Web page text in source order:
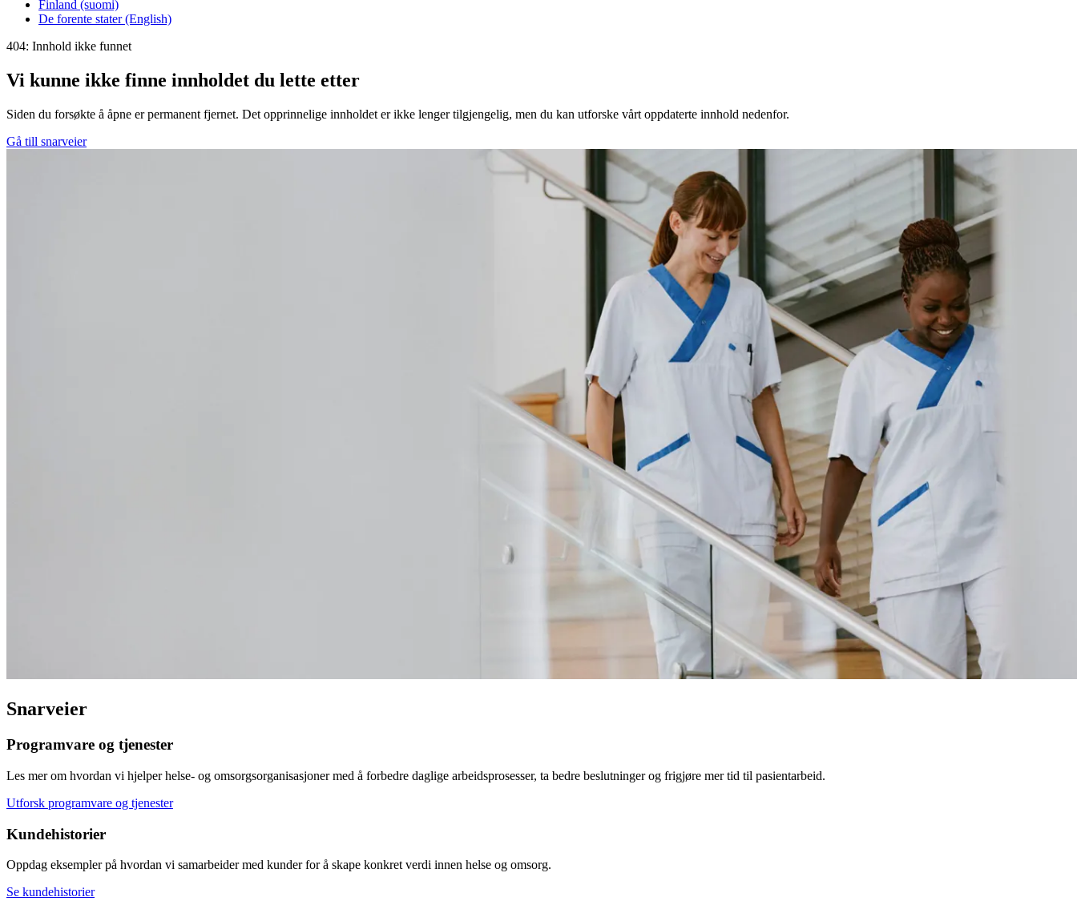
Finland (suomi)
De forente stater (English)
404: Innhold ikke funnet
Vi kunne ikke finne innholdet du lette etter
Siden du forsøkte å åpne er permanent fjernet. Det opprinnelige innholdet er ikke lenger tilgjengelig, men du kan utforske vårt oppdaterte innhold nedenfor.
Gå till snarveier
Snarveier
Programvare og tjenester
Les mer om hvordan vi hjelper helse- og omsorgsorganisasjoner med å forbedre daglige arbeidsprosesser, ta bedre beslutninger og frigjøre mer tid til pasientarbeid.
Utforsk programvare og tjenester
Kundehistorier
Oppdag eksempler på hvordan vi samarbeider med kunder for å skape konkret verdi innen helse og omsorg.
Se kundehistorier